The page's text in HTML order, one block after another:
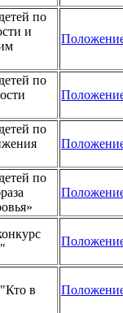
по
и
по
по
по
в